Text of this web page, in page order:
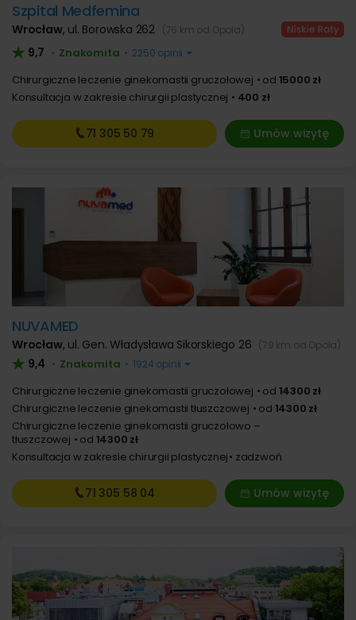
Szpital Medfemina
Wrocław, ul. Borowska 262 (76 km od Opola)
9,7 • Znakomita • 2250 opinii
Chirurgiczne leczenie ginekomastii gruczołowej od 15000 zł
Konsultacja w zakresie chirurgii plastycznej
400 zł
Umów wizytę
71 305 50 79
NUVAMED
Wrocław, ul. Gen. Władysława Sikorskiego 26 (79 km od Opola)
9,4 • Znakomita • 1924 opinii
Chirurgiczne leczenie ginekomastii gruczołowej od 14300 zł
Chirurgiczne leczenie ginekomastii tłuszczowej
od 14300 zł
Chirurgiczne leczenie ginekomastii gruczołowo –
tłuszczowej
od 14300 zł
Konsultacja w zakresie chirurgii plastycznej zadzwoń
Umów wizytę
71 305 58 04